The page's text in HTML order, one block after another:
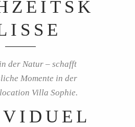
der Natur – schafft
Momente in der
Villa Sophie.